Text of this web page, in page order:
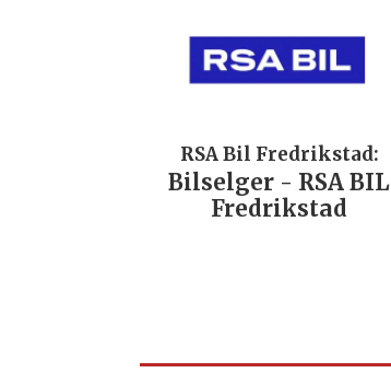
RSA Bil Fredrikstad:
Bilselger - RSA BIL
Fredrikstad